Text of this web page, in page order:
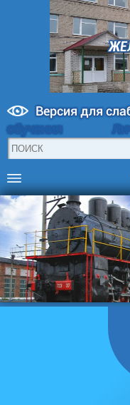
Версия для
обучения